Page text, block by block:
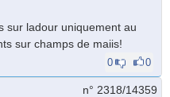
sur ladour uniquement au
sur champs de maiis!
0 0
n° 2318/14359